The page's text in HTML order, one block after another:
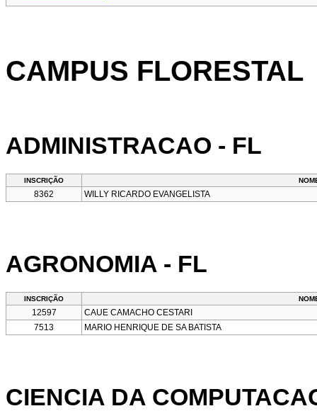
CAMPUS FLORESTAL
ADMINISTRACAO - FL
INSCRIÇÃO
8362 WILLY RICARDO EVANGELISTA
AGRONOMIA - FL
INSCRIÇÃO
12597
CAUE CAMACHO CESTARI
7513
MARIO HENRIQUE DE SA BATISTA
CIENCIA DA